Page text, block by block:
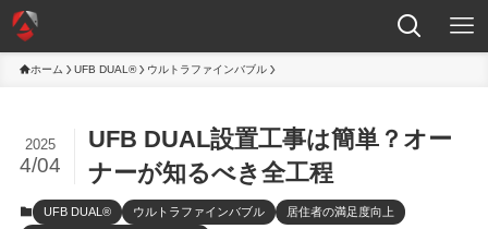
ホーム UFB DUAL® ウルトラファインバブル
UFB DUAL設置工事は簡単？オー
ナーが知るべき全工程
2025
4/04
UFB DUAL® ウルトラファインバブル
居住者の満足度向上